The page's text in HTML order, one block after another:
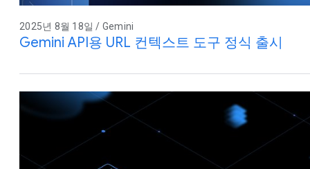
2025년 8월 18일 / Gemini
Gemini API용 URL 컨텍스트 도구 정식 출시